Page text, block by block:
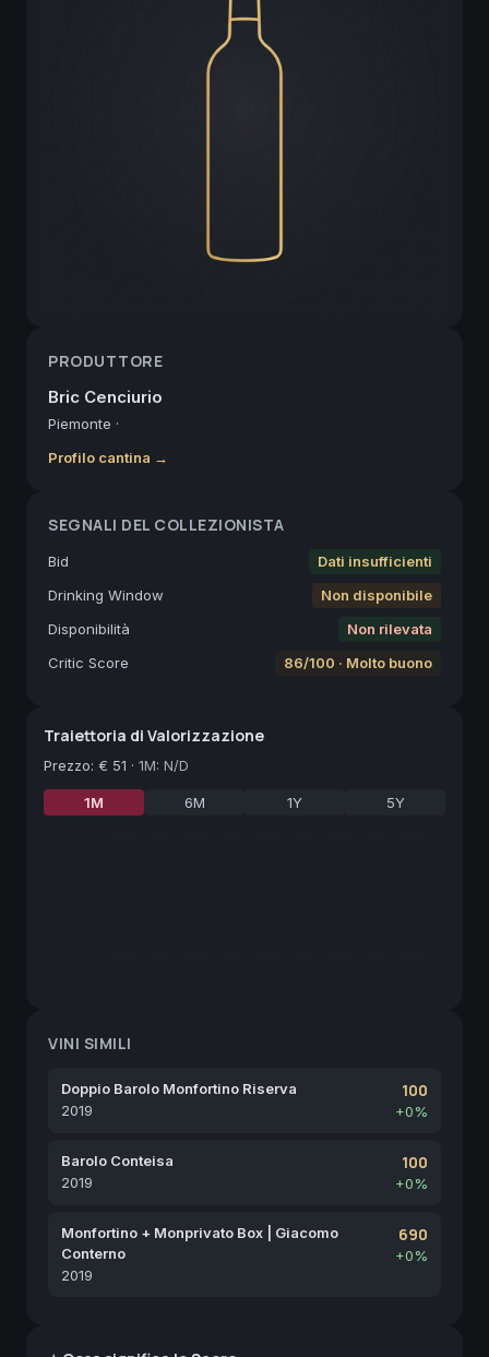
PRODUTTORE
Bric Cenciurio
Piemonte ·
Profilo cantina →
SEGNALI DEL COLLEZIONISTA
Bid
Dati insufficienti
Drinking Window
Non disponibile
Disponibilità
Non rilevata
Critic Score
86/100 · Molto buono
Traiettoria di Valorizzazione
Prezzo: € 51 · 1M: N/D
1M 6M 1Y 5Y
VINI SIMILI
Doppio Barolo Monfortino Riserva
2019
100
+0%
Barolo Conteisa
2019
100
+0%
Monfortino + Monprivato Box | Giacomo
Conterno
2019
690
+0%